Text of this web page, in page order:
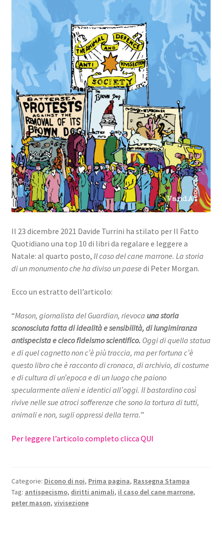
Il 23 dicembre 2021 Davide Turrini ha stilato per Il Fatto
Quotidiano una top 10 di libri da regalare e leggere a
Natale: al quarto posto, Il caso del cane marrone. La storia
di un monumento che ha diviso un paese di Peter Morgan.
Ecco un estratto dell’articolo:
“Mason, giornalista del Guardian, rievoca una storia
sconosciuta fatta di idealità e sensibilità, di lungimiranza
antispecista e cieco fideismo scientifico. Oggi di quella statua
e di quel cagnetto non c’è più traccia, ma per fortuna c’è
questo libro che è racconto di cronaca, di archivio, di costume
e di cultura di un’epoca e di un luogo che paiono
specularmente alieni e identici all’oggi. Il bastardino così
rivive nelle sue atroci sofferenze che sono la tortura di tutti,
animali e non, sugli oppressi della terra.”
Per leggere l’articolo completo clicca QUI
Categorie: Dicono di noi, Prima pagina, Rassegna Stampa
Tag: antispecismo, diritti animali, il caso del cane marrone,
peter mason, vivisezione